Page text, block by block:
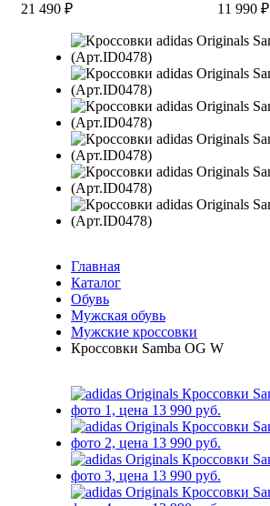
21 490 ₽
11 990 ₽
Главная
Каталог
Обувь
Мужская обувь
Мужские кроссовки
Кроссовки Samba OG W